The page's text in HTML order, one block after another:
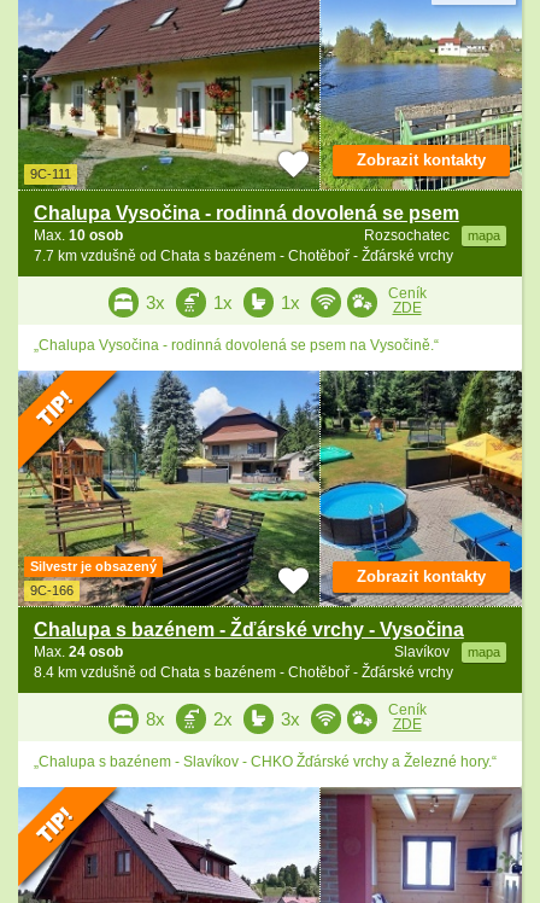
9C-111
Chalupa Vysočina - rodinná dovolená se psem
Rozsochatec mapa
Max. 10 osob
7.7 km vzdušně od Chata s bazénem - Chotěboř - Žďárské vrchy
Zobrazit kontakty
3x 1x 1x
Ceník
ZDE
„Chalupa Vysočina - rodinná dovolená se psem na Vysočině.“
Silvestr je obsazený
9C-166
Chalupa s bazénem - Žďárské vrchy - Vysočina
Slavíkov mapa
Max. 24 osob
8.4 km vzdušně od Chata s bazénem - Chotěboř - Žďárské vrchy
Zobrazit kontakty
8x 2x 3x
Ceník
ZDE
„Chalupa s bazénem - Slavíkov - CHKO Žďárské vrchy a Železné hory.“